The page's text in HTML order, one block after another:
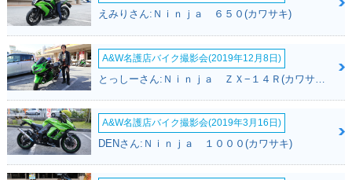
えみりさん:Ｎｉｎｊａ ６５０(カワサキ)
A&W名護店バイク撮影会(2019年12月8日)
A&W名護店バイク撮影会(2019年3月16日)
DENさん:Ｎｉｎｊａ １０００(カワサキ)